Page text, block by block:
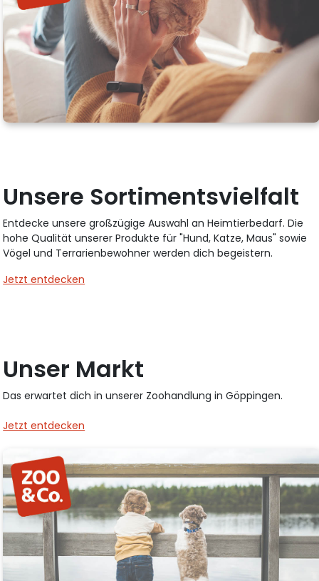
Unsere Sortimentsvielfalt
Entdecke unsere großzügige Auswahl an Heimtierbedarf. Die
hohe Qualität unserer Produkte für "Hund, Katze, Maus" sowie
Vögel und Terrarienbewohner werden dich begeistern.
Jetzt entdecken
Unser Markt
Das erwartet dich in unserer Zoohandlung in Göppingen.
Jetzt entdecken